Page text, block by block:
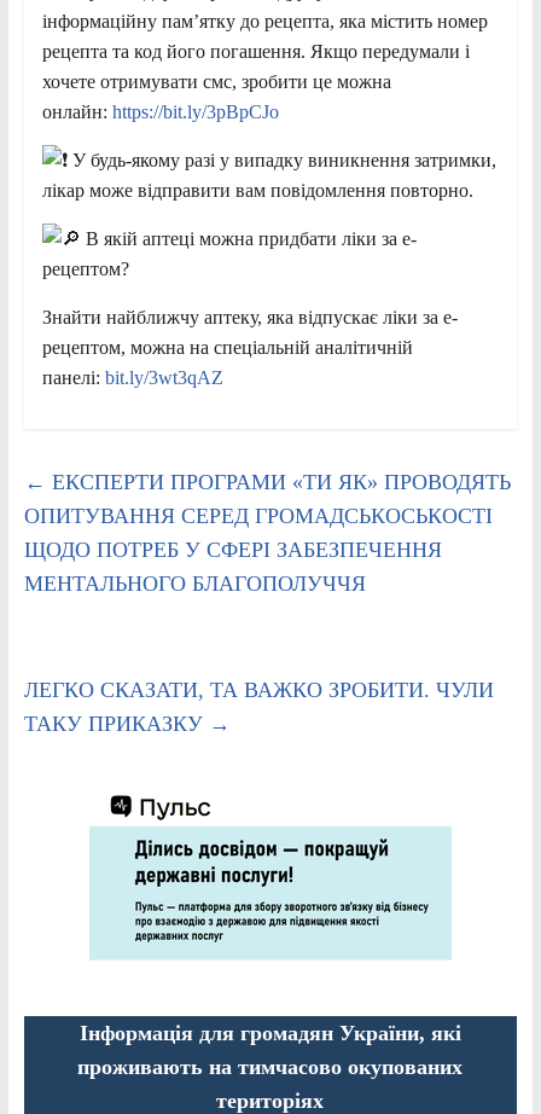
інформаційну памʼятку до рецепта, яка містить номер
рецепта та код його погашення. Якщо передумали і
хочете отримувати смс, зробити це можна
онлайн: https://bit.ly/3pBpCJo
У будь-якому разі у випадку виникнення затримки,
лікар може відправити вам повідомлення повторно.
В якій аптеці можна придбати ліки за е-
рецептом?
Знайти найближчу аптеку, яка відпускає ліки за е-
рецептом, можна на спеціальній аналітичній
панелі: bit.ly/3wt3qAZ
← ЕКСПЕРТИ ПРОГРАМИ «ТИ ЯК» ПРОВОДЯТЬ
ОПИТУВАННЯ СЕРЕД ГРОМАДСЬКОСЬКОСТІ
ЩОДО ПОТРЕБ У СФЕРІ ЗАБЕЗПЕЧЕННЯ
МЕНТАЛЬНОГО БЛАГОПОЛУЧЧЯ
ЛЕГКО СКАЗАТИ, ТА ВАЖКО ЗРОБИТИ. ЧУЛИ
ТАКУ ПРИКАЗКУ →
Інформація для громадян України, які
проживають на тимчасово окупованих
територіях